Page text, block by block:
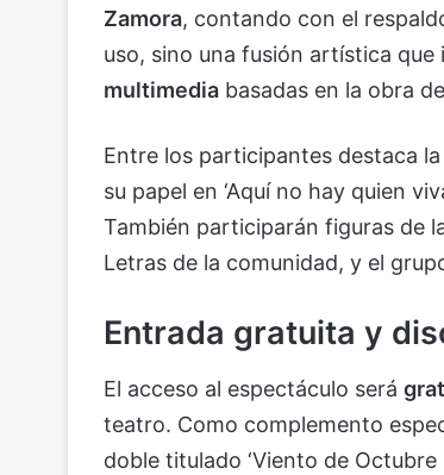
Zamora, contando con el
uso, sino una fusión artística que
multimedia basadas en la obra
Entre los participantes destaca
su papel en ‘Aquí no hay quien
También participarán figuras de
Letras de la comunidad, y el
Entrada gratuita y
El acceso al espectáculo será
teatro. Como complemento
doble titulado ‘Viento de